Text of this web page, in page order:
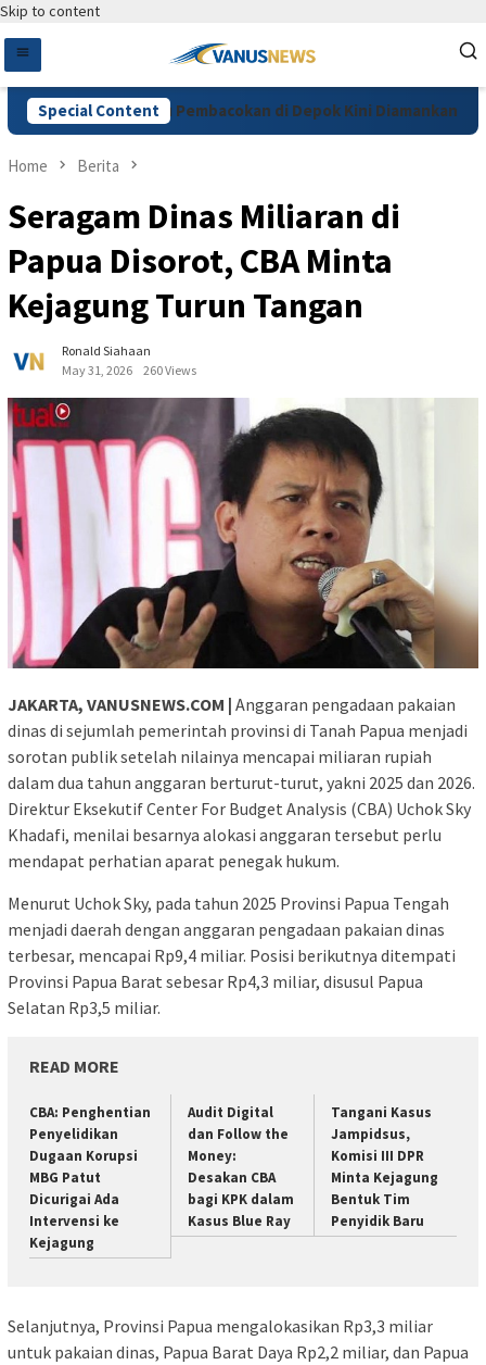
Skip to content
Special Content
Pelaku Pembacokan di Depok Kini Diamankan Polres
Home Berita
Seragam Dinas Miliaran di
Papua Disorot, CBA Minta
Kejagung Turun Tangan
Ronald Siahaan
May 31, 2026
260 Views
JAKARTA, VANUSNEWS.COM | Anggaran pengadaan pakaian
dinas di sejumlah pemerintah provinsi di Tanah Papua menjadi
sorotan publik setelah nilainya mencapai miliaran rupiah
dalam dua tahun anggaran berturut-turut, yakni 2025 dan 2026.
Direktur Eksekutif Center For Budget Analysis (CBA) Uchok Sky
Khadafi, menilai besarnya alokasi anggaran tersebut perlu
mendapat perhatian aparat penegak hukum.
Menurut Uchok Sky, pada tahun 2025 Provinsi Papua Tengah
menjadi daerah dengan anggaran pengadaan pakaian dinas
terbesar, mencapai Rp9,4 miliar. Posisi berikutnya ditempati
Provinsi Papua Barat sebesar Rp4,3 miliar, disusul Papua
Selatan Rp3,5 miliar.
READ MORE
CBA: Penghentian
Penyelidikan
Dugaan Korupsi
MBG Patut
Dicurigai Ada
Intervensi ke
Kejagung
Audit Digital
dan Follow the
Money:
Desakan CBA
bagi KPK dalam
Kasus Blue Ray
Tangani Kasus
Jampidsus,
Komisi III DPR
Minta Kejagung
Bentuk Tim
Penyidik Baru
Selanjutnya, Provinsi Papua mengalokasikan Rp3,3 miliar
untuk pakaian dinas, Papua Barat Daya Rp2,2 miliar, dan Papua